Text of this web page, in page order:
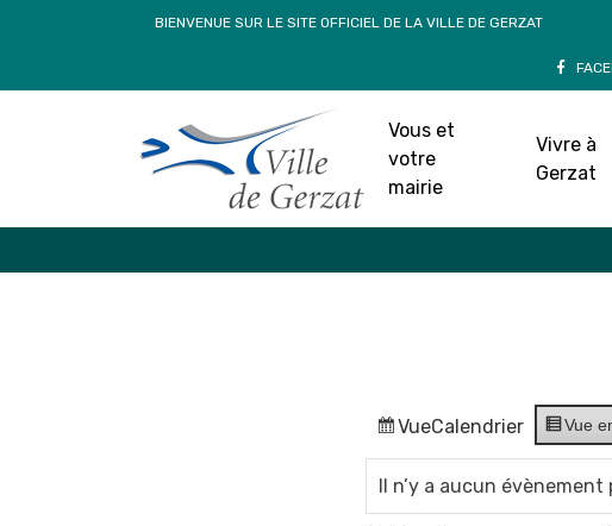
BIENVENUE SUR LE SITE OFFICIEL DE LA VILLE DE GERZAT
Vous et
votre
mairie
Vivre à
Gerzat
VueCalendrier Vue
Il n’y a aucun